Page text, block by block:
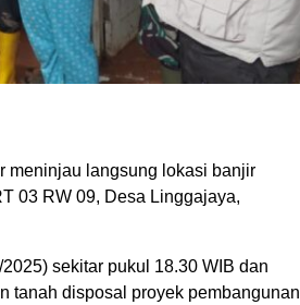
meninjau langsung lokasi banjir
03 RW 09, Desa Linggajaya,
sekitar pukul 18.30 WIB dan
tanah disposal proyek pembangunan